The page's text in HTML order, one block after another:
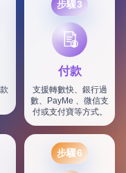
步驟3
付款
支援轉數快、銀行過
數、PayMe 、微信支
付或支付寶等方式。
步驟6